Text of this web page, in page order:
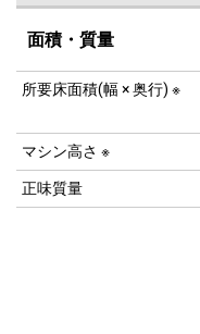
面積・質量
所要床面積(幅 × 奥行) ※
マシン高さ ※
正味質量